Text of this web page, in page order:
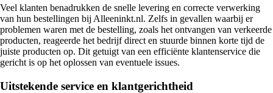
Veel klanten benadrukken de snelle levering en correcte verwerking
van hun bestellingen bij Alleeninkt.nl. Zelfs in gevallen waarbij er
problemen waren met de bestelling, zoals het ontvangen van verkeerde
producten, reageerde het bedrijf direct en stuurde binnen korte tijd de
juiste producten op. Dit getuigt van een efficiënte klantenservice die
gericht is op het oplossen van eventuele issues.
Uitstekende service en klantgerichtheid